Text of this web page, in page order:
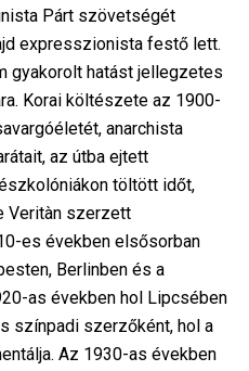
Párt szövetségét
expresszionista festő lett.
gyakorolt hatást jellegzetes
Korai költészete az 1900-
anarchista
az útba ejtett
töltött időt,
Veritàn szerzett
es években elsősorban
Berlinben és a
as években hol Lipcsében
színpadi szerzőként, hol a
Az 1930-as években